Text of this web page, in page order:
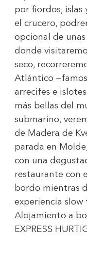
por fiordos, islas
el crucero,
opcional de
donde
seco,
Atlántico
arrecifes e
más bellas del
submarino,
de Madera de
parada en
con una
restaurante con
bordo mientras
experiencia slow
Alojamiento a
EXPRESS